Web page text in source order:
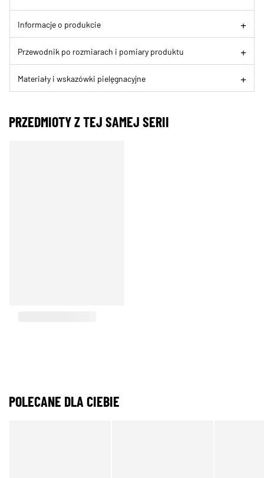
Informacje o produkcie
Przewodnik po rozmiarach i pomiary produktu
Materiały i wskazówki pielęgnacyjne
PRZEDMIOTY Z TEJ SAMEJ SERII
POLECANE DLA CIEBIE